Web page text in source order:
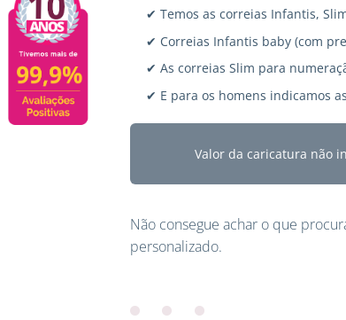
✔ Temos as correias Infantis,
✔ Correias Infantis baby (com
✔ As correias Slim para
✔ E para os homens indicamos
Valor da caricatura não
Não consegue achar o que
personalizado.